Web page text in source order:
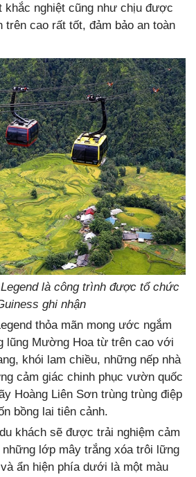
khắc nghiệt cũng như chịu được
trên cao rất tốt, đảm bảo an toàn
là công trình được tổ chức
ghi nhận
thỏa mãn mong ước ngắm
lũng Mường Hoa từ trên cao với
khói lam chiều, những nếp nhà
cảm giác chinh phục vườn quốc
Hoàng Liên Sơn trùng trùng điệp
bồng lai tiên cảnh.
khách sẽ được trải nghiệm cảm
lớp mây trắng xóa trôi lững
ẩn hiện phía dưới là một màu